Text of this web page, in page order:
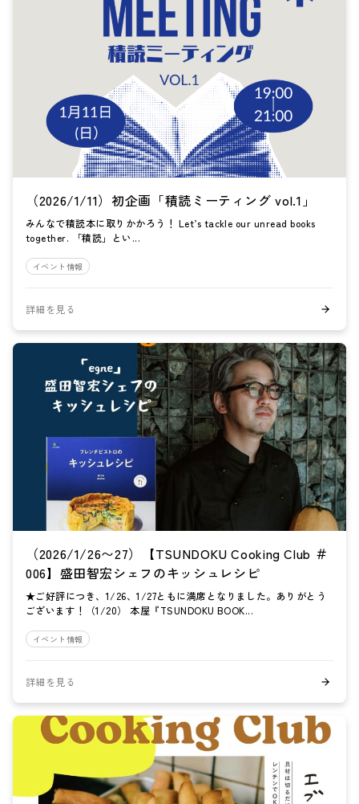
（2026/1/11）初企画「積読ミーティング vol.1」
みんなで積読本に取りかかろう！ Let’s tackle our unread books
together. 「積読」とい...
イベント情報
詳細を見る
（2026/1/26〜27）【TSUNDOKU Cooking Club ＃
006】盛田智宏シェフのキッシュレシピ
★ご好評につき、1/26、1/27ともに満席となりました。ありがとう
ございます！（1/20） 本屋『TSUNDOKU BOOK...
イベント情報
詳細を見る